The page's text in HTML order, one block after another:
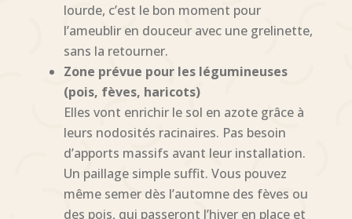
lourde, c’est le bon moment pour
l’ameublir en douceur avec une grelinette,
sans la retourner.
Zone prévue pour les légumineuses
(pois, fèves, haricots)
Elles vont enrichir le sol en azote grâce à
leurs nodosités racinaires. Pas besoin
d’apports massifs avant leur installation.
Un paillage simple suffit. Vous pouvez
même semer dès l’automne des fèves ou
des pois, qui passeront l’hiver en place et